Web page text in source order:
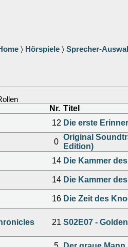
〉 Hörspiele 〉 Sprecher-
Nr. Titel
12 Die erste
0
Original
Edition)
14 Die Kammer
14 Die Kammer
16 Die Zeit des
21 S02E07 -